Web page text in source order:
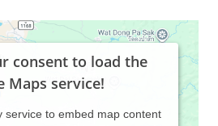
consent to load the
Maps service!
service to embed map content